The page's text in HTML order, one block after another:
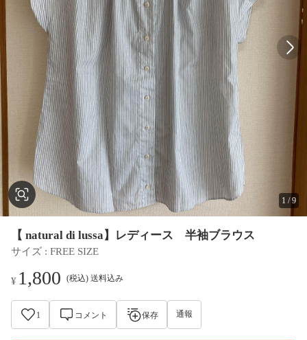
1 /9
【 natural di lussa】レディース 半袖ブラウス
サイズ : FREE SIZE
¥ 1,800 (税込) 送料込み
1 コメント 保存 通報